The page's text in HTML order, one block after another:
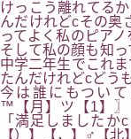
けっこう離れてる
んだけれどcその奥
ってよく私のピア
そして私の顔も知
中学二年生でこれ
たんだけれどcどう
今は誰にもつい
™【月】ツ【1】
「満足しました
【）】【，】♂【